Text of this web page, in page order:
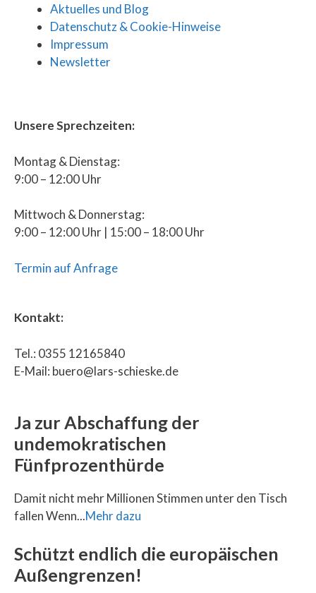
Aktuelles und Blog
Datenschutz & Cookie-Hinweise
Impressum
Newsletter
Unsere Sprechzeiten:
Montag & Dienstag:
9:00 – 12:00 Uhr
Mittwoch & Donnerstag:
9:00 – 12:00 Uhr | 15:00 – 18:00 Uhr
Termin auf Anfrage
Kontakt:
Tel.: 0355 12165840
E-Mail: buero@lars-schieske.de
Ja zur Abschaffung der
undemokratischen
Fünfprozenthürde
Damit nicht mehr Millionen Stimmen unter den Tisch
fallen Wenn...Mehr dazu
Schützt endlich die europäischen
Außengrenzen!